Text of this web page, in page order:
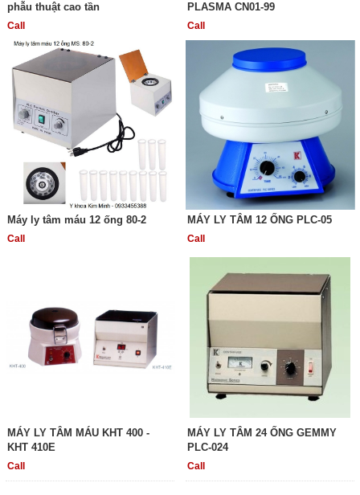
phẫu thuật cao tần
Call
PLASMA CN01-99
Call
Máy ly tâm máu 12 ống 80-2
Call
MÁY LY TÂM 12 ỐNG PLC-05
Call
MÁY LY TÂM MÁU KHT 400 -
KHT 410E
Call
MÁY LY TÂM 24 ỐNG GEMMY
PLC-024
Call